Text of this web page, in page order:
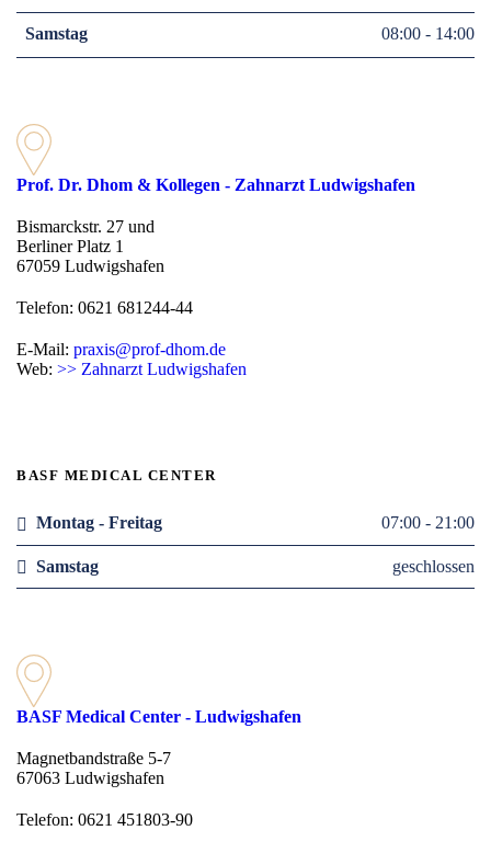
Samstag 08:00 - 14:00
Prof. Dr. Dhom & Kollegen - Zahnarzt Ludwigshafen
Bismarckstr. 27 und
Berliner Platz 1
67059 Ludwigshafen
Telefon: 0621 681244-44
E-Mail: praxis@prof-dhom.de
Web: >> Zahnarzt Ludwigshafen
BASF MEDICAL CENTER
Montag - Freitag 07:00 - 21:00
Samstag geschlossen
BASF Medical Center - Ludwigshafen
Magnetbandstraße 5-7
67063 Ludwigshafen
Telefon: 0621 451803-90